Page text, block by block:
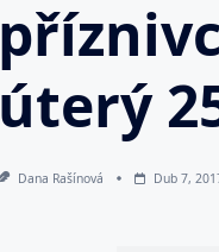
úterý
Dana Rašínová Dub 7,